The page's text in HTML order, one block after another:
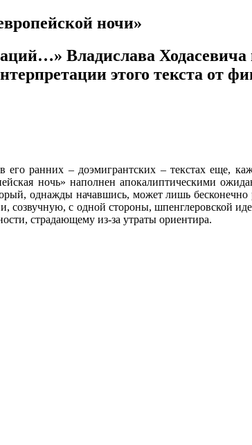
ночи»
Владислава
этого текста от
его ранних – доэмигрантских – текстах еще,
ночь» наполнен апокалиптическими
однажды начавшись, может лишь
созвучную, с одной стороны, шпенглеровской
страдающему из-за утраты ориентира.